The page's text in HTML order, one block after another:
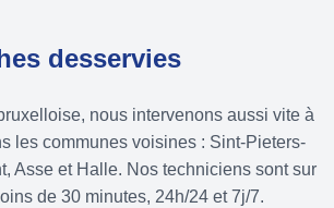
desservies
nous intervenons aussi vite à
les communes voisines : Sint-Pieters-
Asse et Halle. Nos techniciens sont sur
de 30 minutes, 24h/24 et 7j/7.